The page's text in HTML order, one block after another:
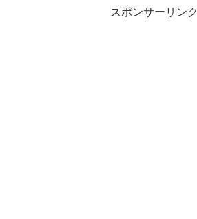
スポンサーリンク